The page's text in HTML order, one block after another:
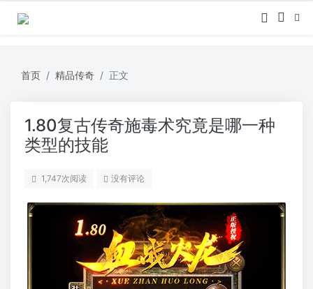
首页 精品传奇 正文
1.80复古传奇施毒术究竟是哪一种
类型的技能
1,747次阅读 没有评论